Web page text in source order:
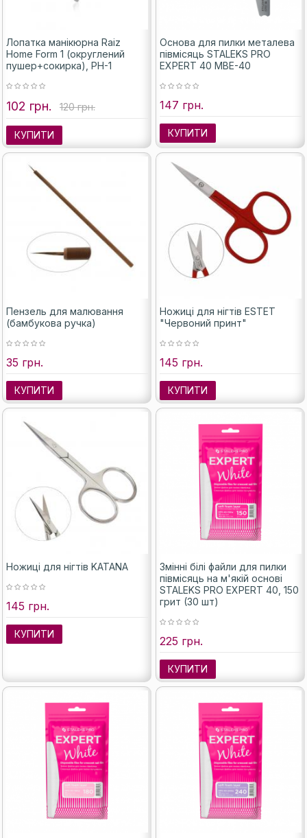
Лопатка манікюрна Raiz
Home Form 1 (округлений
пушер+сокирка), PH-1
102 грн. 120 грн.
КУПИТИ
Основа для пилки металева
півмісяць STALEKS PRO
EXPERT 40 MBE-40
147 грн.
КУПИТИ
Пензель для малювання
(бамбукова ручка)
35 грн.
КУПИТИ
Ножиці для нігтів ESTET
"Червоний принт"
145 грн.
КУПИТИ
Ножиці для нігтів KATANA
145 грн.
КУПИТИ
Змінні білі файли для пилки
півмісяць на м'якій основі
STALEKS PRO EXPERT 40, 150
грит (30 шт)
225 грн.
КУПИТИ